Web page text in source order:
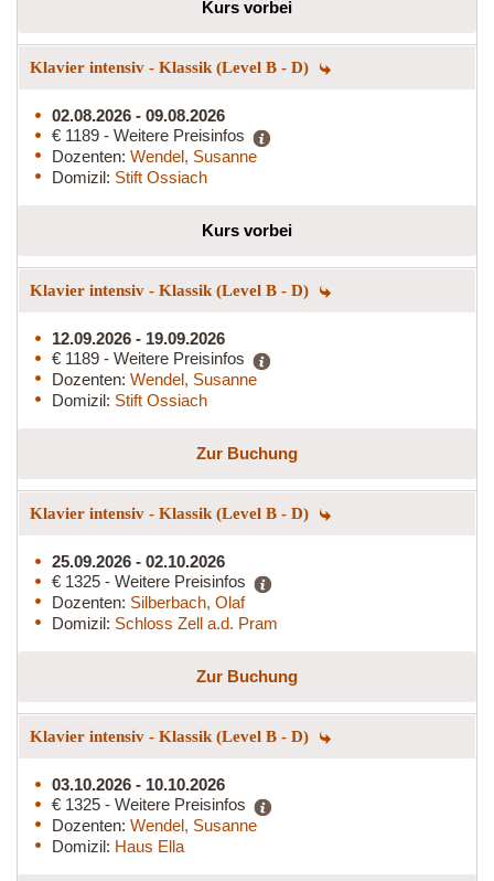
Kurs vorbei
Klavier intensiv - Klassik (Level B - D)
02.08.2026 - 09.08.2026
€ 1189 - Weitere Preisinfos
Dozenten: Wendel, Susanne
Domizil: Stift Ossiach
Kurs vorbei
Klavier intensiv - Klassik (Level B - D)
12.09.2026 - 19.09.2026
€ 1189 - Weitere Preisinfos
Dozenten: Wendel, Susanne
Domizil: Stift Ossiach
Zur Buchung
Klavier intensiv - Klassik (Level B - D)
25.09.2026 - 02.10.2026
€ 1325 - Weitere Preisinfos
Dozenten: Silberbach, Olaf
Domizil: Schloss Zell a.d. Pram
Zur Buchung
Klavier intensiv - Klassik (Level B - D)
03.10.2026 - 10.10.2026
€ 1325 - Weitere Preisinfos
Dozenten: Wendel, Susanne
Domizil: Haus Ella